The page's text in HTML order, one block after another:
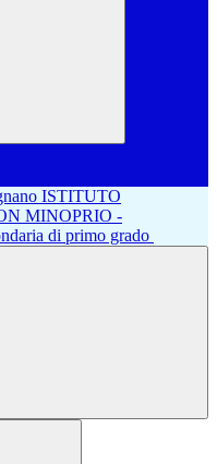
ISTITUTO
MINOPRIO -
di primo grado